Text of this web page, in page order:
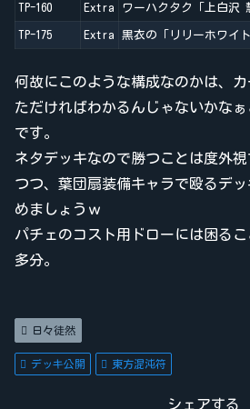
TP-160 Extra ワーハクタク「上白沢
TP-175 Extra 黒衣の「リリーホワイト
何故にこのような構成なのかは、
ただければわかるんじゃないかな
です。
ネタデッキなので勝つことは度外
つつ、葉団扇装備キャラで殴るデ
めましょうｗ
パチェのコスト用ドローには困るこ
多分。
日々徒然
デッキ公開 東方混沌符
シェアする